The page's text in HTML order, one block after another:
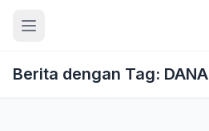
Berita dengan Tag: DANA